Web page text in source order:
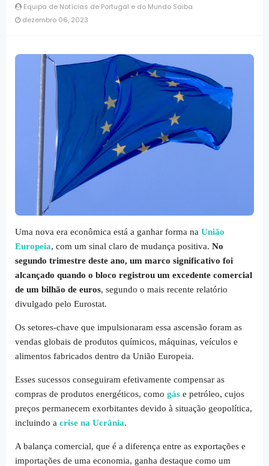
Equipa de Notícias de Portugal e do Mundo Saiba
dezembro 06, 2023
Uma nova era econômica está a ganhar forma na União
Europeia, com um sinal claro de mudança positiva. No
segundo trimestre deste ano, um marco significativo foi
alcançado quando o bloco registrou um excedente comercial
de um bilhão de euros, segundo o mais recente relatório
divulgado pelo Eurostat.
Os setores-chave que impulsionaram essa ascensão foram as
vendas globais de produtos químicos, máquinas, veículos e
alimentos fabricados dentro da União Europeia.
Esses sucessos conseguiram efetivamente compensar as
compras de produtos energéticos, como gás e petróleo, cujos
preços permanecem exorbitantes devido à situação geopolítica,
incluindo a crise na Ucrânia.
A balança comercial, que é a diferença entre as exportações e
importações de uma economia, ganha destaque como um